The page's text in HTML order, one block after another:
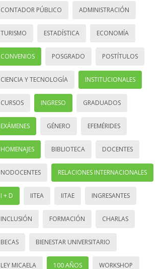
CONTADOR PÚBLICO ADMINISTRACIÓN
TURISMO ESTADÍSTICA ECONOMÍA
CONVENIOS POSGRADO POSTÍTULOS
CIENCIA Y TECNOLOGÍA INSTITUCIONALES
CURSOS INGRESO GRADUADOS
EXÁMENES GÉNERO EFEMÉRIDES
HOMENAJES BIBLIOTECA DOCENTES
NODOCENTES RELACIONES INTERNACIONALES
I + D IITEA IITAE INGRESANTES
INCLUSIÓN FORMACIÓN CHARLAS
BECAS BIENESTAR UNIVERSITARIO
LEY MICAELA 100 AÑOS WORKSHOP